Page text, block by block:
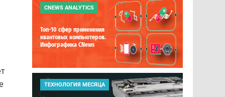
CNEWS ANALYTICS
Топ-10 сфер применения
квантовых компьютеров.
Инфографика CNews
ТЕХНОЛОГИЯ МЕСЯЦА